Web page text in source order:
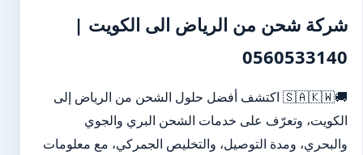
شركة شحن من الرياض الى الكويت |
0560533140
🚚🇸🇦🇰🇼 اكتشف أفضل حلول الشحن من الرياض إلى
الكويت، وتعرّف على خدمات الشحن البري والجوي
والبحري، ومدة التوصيل، والتخليص الجمركي، مع معلومات